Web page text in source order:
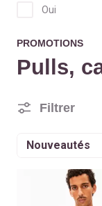
Oui
PROMOTIONS
Pulls,
Filtrer
Trier